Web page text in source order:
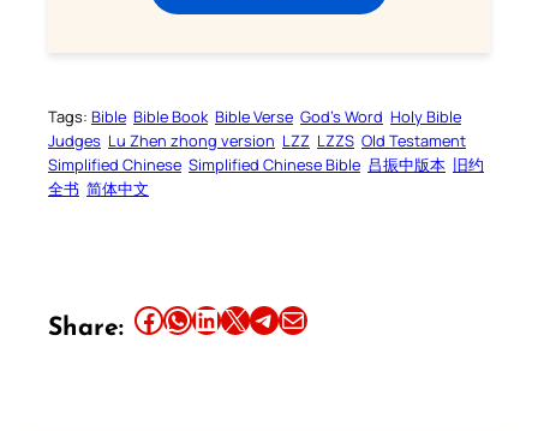
Tags: Bible Bible Book Bible Verse God’s Word Holy Bible
Judges Lu Zhen zhong version LZZ LZZS Old Testament
Simplified Chinese Simplified Chinese Bible 吕振中版本 旧约
全书 简体中文
Share: Share this article on Facebook Share this article on WhatsApp Share this article on LinkedIn Share this article on X Share this article on TelegramEmail this Article